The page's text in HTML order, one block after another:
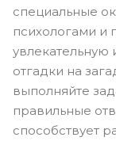
специальные
психологами и
увлекательную
отгадки на
выполняйте
правильные
способствует